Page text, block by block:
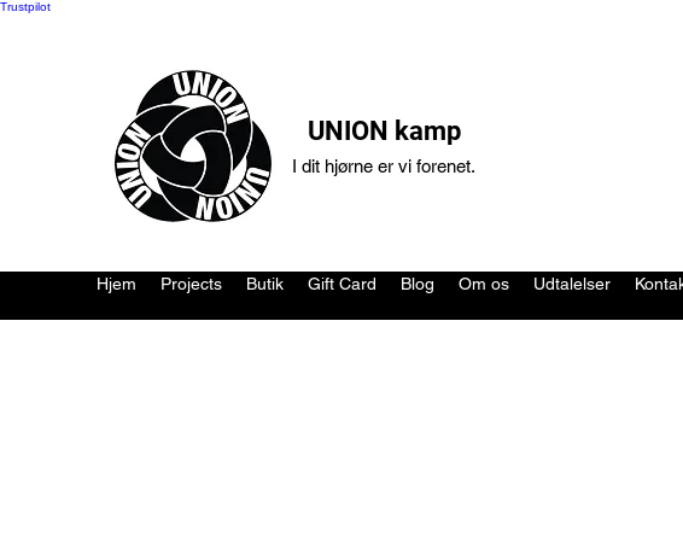
Trustpilot
UNION kamp
I dit hjørne er vi forenet.
Hjem Projects Butik Gift Card Blog Om os Udtalelser